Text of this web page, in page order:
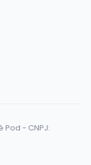
Pod - CNPJ: